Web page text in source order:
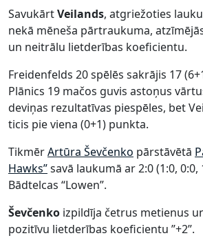
SavukārtVeilands, atgriežoties
nekā mēneša pārtraukuma,
un neitrālu lietderības koeficientu.
Freidenfelds 20 spēlēs sakrājis 17
Plānics 19 mačos guvis astoņus
deviņas rezultatīvas piespēles, bet
ticis pie viena (0+1) punkta.
TikmērArtūra Ševčenko pārstāvētā
Hawks”savā laukumā ar 2:0 (1:0, 0:0,
Bādtelcas “Lowen”.
Ševčenko izpildīja četrus metienus
pozitīvu lietderības koeficientu ”+2”.